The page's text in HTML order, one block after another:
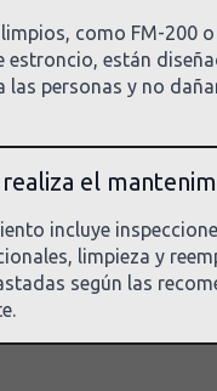
como FM-200
estroncio, están
las personas y no
realiza el
incluye
limpieza y
según las